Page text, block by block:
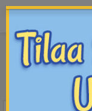
« Takaisin Etusivu
VETOKETJUT